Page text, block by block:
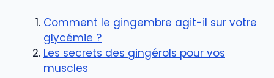
Comment le gingembre agit-il sur votre
glycémie ?
Les secrets des gingérols pour vos
muscles